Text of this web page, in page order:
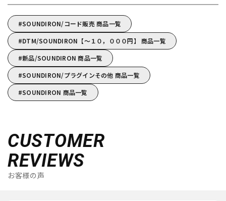
SOUNDIRON/コード販売 商品一覧
DTM/SOUNDIRON【～１０，０００円】 商品一覧
新品/SOUNDIRON 商品一覧
SOUNDIRON/プラグインその他 商品一覧
SOUNDIRON 商品一覧
CUSTOMER
REVIEWS
お客様の声